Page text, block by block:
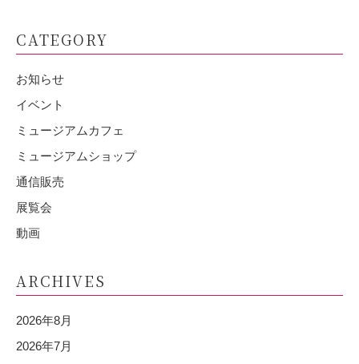
CATEGORY
お知らせ
イベント
ミュージアムカフェ
ミュージアムショップ
通信販売
展覧会
動画
ARCHIVES
2026年8月
2026年7月